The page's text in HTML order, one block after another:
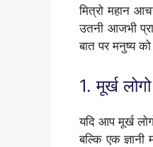
मित्रो महान
उतनी आजभी
बात पर मनुष्य
1. मूर्ख
यदि आप मूर्ख
बल्कि एक